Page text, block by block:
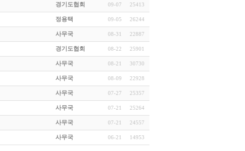
경기도협회 09-07 25413
정용택 09-05 26244
사무국 08-31 22887
경기도협회 08-22 25901
사무국 08-21 30730
사무국 08-09 22928
사무국 07-27 25357
사무국 07-21 25264
사무국 07-21 24557
사무국 06-21 14953